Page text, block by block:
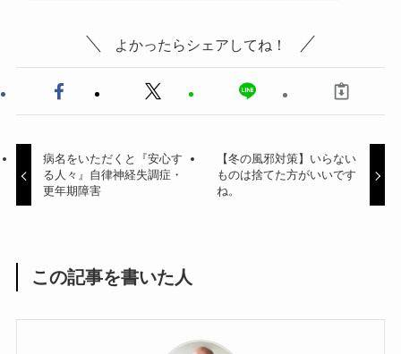
よかったらシェアしてね！
病名をいただくと『安心す
る人々』自律神経失調症・
更年期障害
【冬の風邪対策】いらない
ものは捨てた方がいいです
ね。
この記事を書いた人